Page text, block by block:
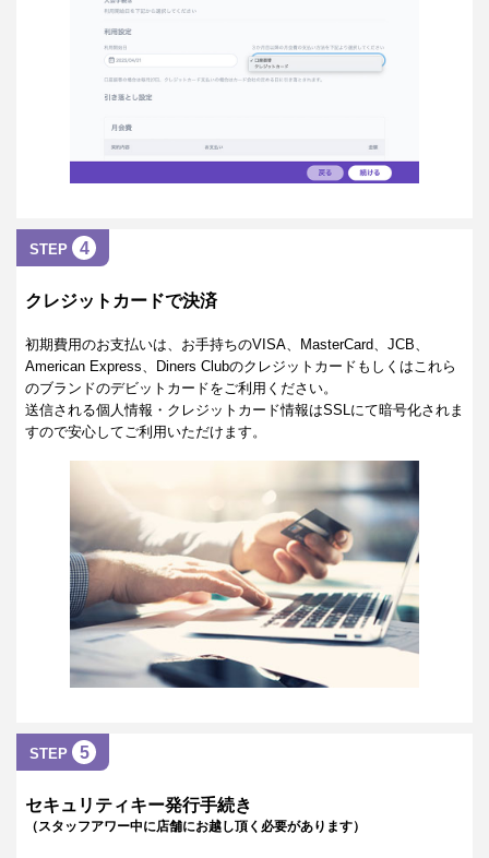
STEP 4
クレジットカードで決済
初期費用のお支払いは、お手持ちのVISA、MasterCard、JCB、
American Express、Diners Clubのクレジットカードもしくはこれら
のブランドのデビットカードをご利用ください。
送信される個人情報・クレジットカード情報はSSLにて暗号化されま
すので安心してご利用いただけます。
STEP 5
セキュリティキー発行手続き
（スタッフアワー中に店舗にお越し頂く必要があります）